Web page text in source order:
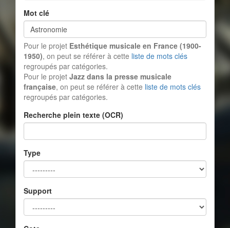
Mot clé
Pour le projet Esthétique musicale en France (1900-
1950), on peut se référer à cette liste de mots clés
regroupés par catégories.
Pour le projet Jazz dans la presse musicale
française, on peut se référer à cette liste de mots clés
regroupés par catégories.
Recherche plein texte (OCR)
Type
Support